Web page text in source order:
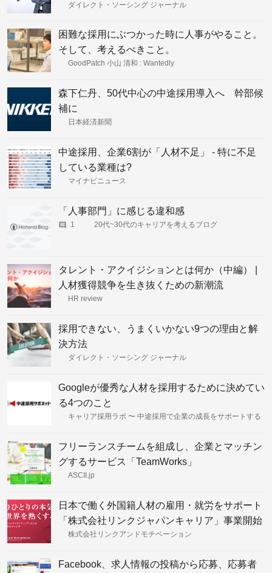
哲人氏インタビュー
ダイレクト・ソーシング ジャーナル
困難な採用にぶつかった時に人事がやること。
そして、考えるべきこと。
GoodPatch 小山 清和 : Wantedly
森下仁丹、50代中心の中途採用導入へ 幹部候
補に
日本経済新聞
中途採用、企業6割が「人材不足」 - 特に不足
している業種は?
マイナビニュース
「人事部門」に感じる違和感
1 20代~30代のキャリアを考えるブログ
タレント・アクイジションとは何か（中編） |
人材獲得競争を生き抜くための新潮流
HR review
採用できない、うまくいかない9つの理由と解
決方法
ダイレクト・ソーシング ジャーナル
Googleが優秀な人材を採用するために決めてい
る4つのこと
キャリア採用ラボ 〜 中途採用で企業の成長をサポートする
フリーランスチームを組成し、企業とマッチン
グするサービス「TeamWorks」
ASCII.jp
日本で働く外国籍人材の雇用・就労をサポート
「株式会社リンクジャパンキャリア」事業開始
株式会社リンクアンドモチベーション
Facebook、求人情報の投稿から応募、応募者